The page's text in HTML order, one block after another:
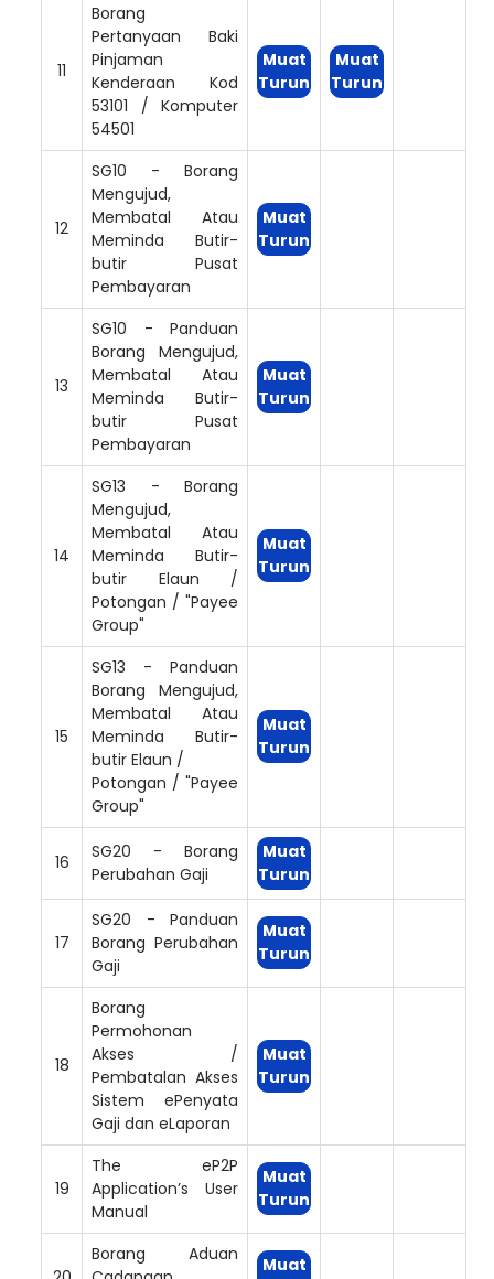
11
Borang
Pertanyaan Baki
Pinjaman
Kenderaan Kod
53101 / Komputer
54501
Muat
Turun
Muat
Turun
12
SG10 - Borang
Mengujud,
Membatal Atau
Meminda Butir-
butir Pusat
Pembayaran
Muat
Turun
13
SG10 - Panduan
Borang Mengujud,
Membatal Atau
Meminda Butir-
butir Pusat
Pembayaran
Muat
Turun
14
SG13 - Borang
Mengujud,
Membatal Atau
Meminda Butir-
butir Elaun /
Potongan / "Payee
Group"
Muat
Turun
15
SG13 - Panduan
Borang Mengujud,
Membatal Atau
Meminda Butir-
butir Elaun /
Potongan / "Payee
Group"
Muat
Turun
16
SG20 - Borang
Perubahan Gaji
Muat
Turun
17
SG20 - Panduan
Borang Perubahan
Gaji
Muat
Turun
18
Borang
Permohonan
Akses /
Pembatalan Akses
Sistem ePenyata
Gaji dan eLaporan
Muat
Turun
19
The eP2P
Application’s User
Manual
Muat
Turun
Borang Aduan
Muat